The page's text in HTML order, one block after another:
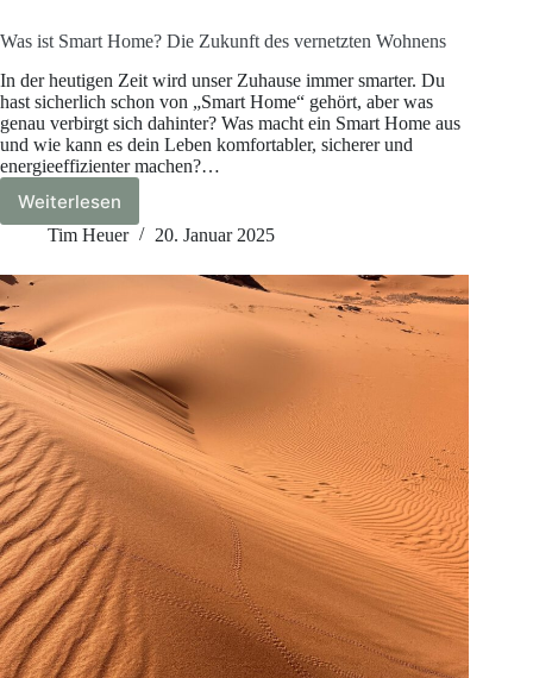
Was ist Smart Home? Die Zukunft des vernetzten Wohnens
In der heutigen Zeit wird unser Zuhause immer smarter. Du
hast sicherlich schon von „Smart Home“ gehört, aber was
genau verbirgt sich dahinter? Was macht ein Smart Home aus
und wie kann es dein Leben komfortabler, sicherer und
energieeffizienter machen?…
Weiterlesen
Was
ist
Home?
Zukunft
vernetzten
Wohnens
Tim Heuer 20. Januar 2025